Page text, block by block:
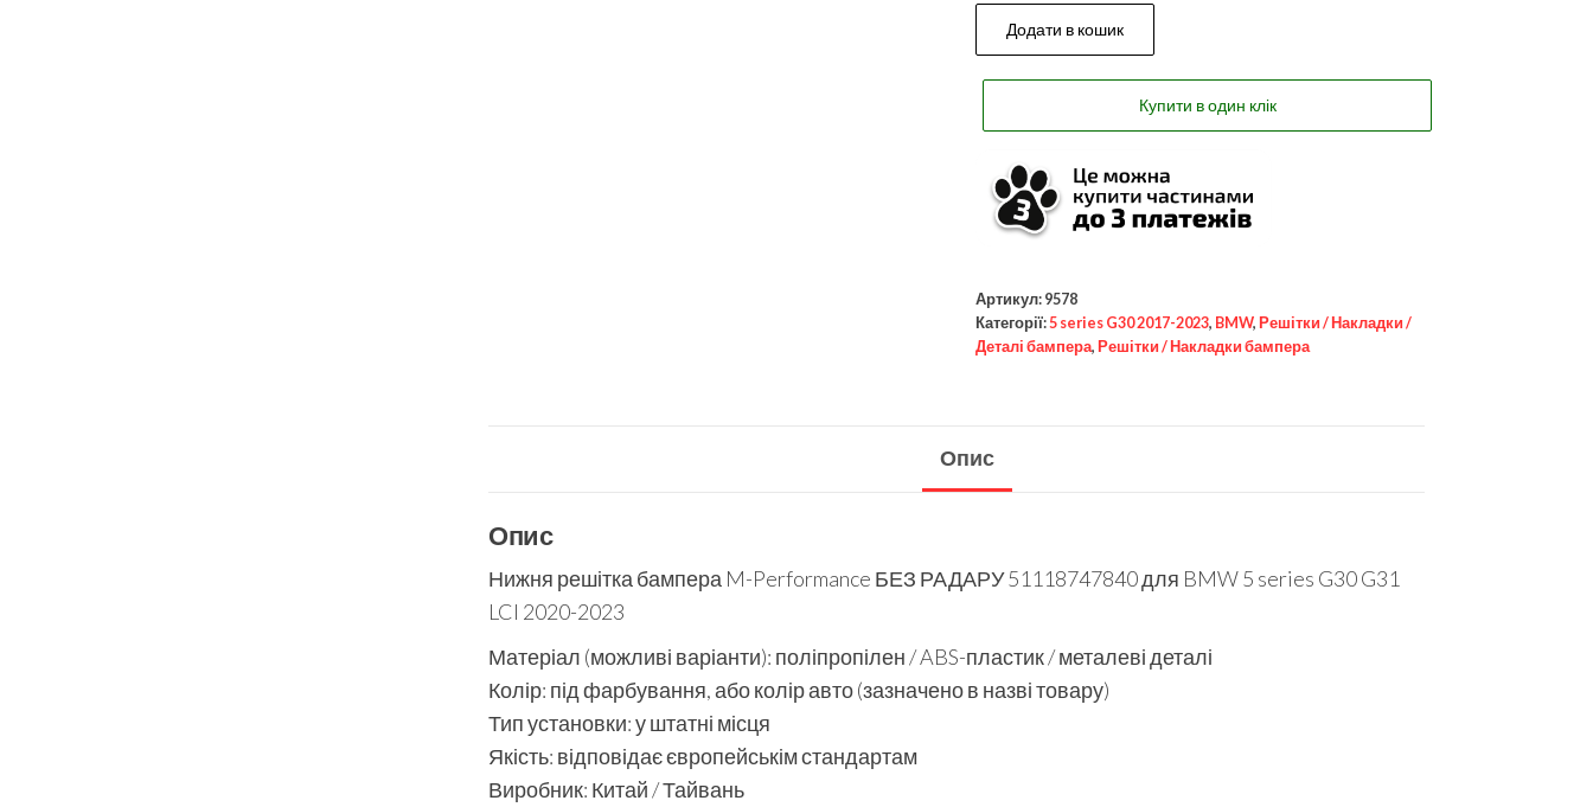
Додати в кошик
Купити в один клік
Артикул: 9578
Категорії:5 series G30 2017-2023, BMW, Решітки / Накладки /
Деталі бампера, Решітки / Накладки бампера
Опис
Опис
Нижня решітка бампера M-Performance БЕЗ РАДАРУ 51118747840 для BMW 5 series G30 G31
LCI 2020-2023
Матеріал (можливі варіанти): поліпропілен / ABS-пластик / металеві деталі
Колір: під фарбування, або колір авто (зазначено в назві товару)
Тип установки: у штатні місця
Якість: відповідає європейськім стандартам
Виробник: Китай / Тайвань